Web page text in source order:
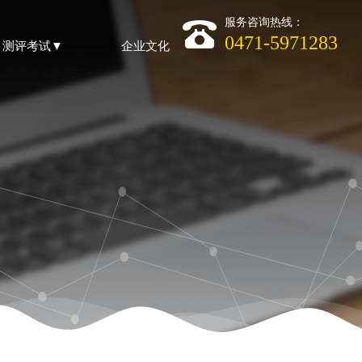
测评考试▼ 企业文化
服务咨询热线：
0471-5971283